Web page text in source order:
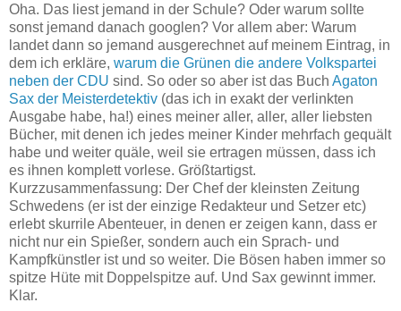
Oha. Das liest jemand in der Schule? Oder warum sollte
sonst jemand danach googlen? Vor allem aber: Warum
landet dann so jemand ausgerechnet auf meinem Eintrag, in
dem ich erkläre, warum die Grünen die andere Volkspartei
neben der CDU sind. So oder so aber ist das Buch Agaton
Sax der Meisterdetektiv (das ich in exakt der verlinkten
Ausgabe habe, ha!) eines meiner aller, aller, aller liebsten
Bücher, mit denen ich jedes meiner Kinder mehrfach gequält
habe und weiter quäle, weil sie ertragen müssen, dass ich
es ihnen komplett vorlese. Größtartigst.
Kurzzusammenfassung: Der Chef der kleinsten Zeitung
Schwedens (er ist der einzige Redakteur und Setzer etc)
erlebt skurrile Abenteuer, in denen er zeigen kann, dass er
nicht nur ein Spießer, sondern auch ein Sprach- und
Kampfkünstler ist und so weiter. Die Bösen haben immer so
spitze Hüte mit Doppelspitze auf. Und Sax gewinnt immer.
Klar.